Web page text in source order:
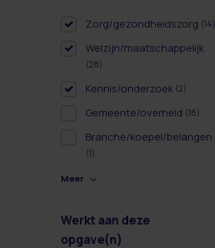
Zorg/gezondheidszorg (14)
Welzijn/maatschappelijk
(28)
Kennis/onderzoek (2)
Gemeente/overheid (18)
Branche/koepel/belangen
(1)
Meer
Werkt aan deze
opgave(n)